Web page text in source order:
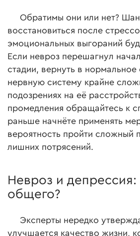
Обратимы они или нет?
восстановиться после
эмоциональных выгораний
Если невроз перешагнул
стадии, вернуть в нормальное
нервную систему крайне
подозрениях на её
промедления обращайтесь к
раньше начнёте применять
вероятность пройти сложный
лишних потрясений.
Невроз и депрессия:
общего?
Эксперты нередко
улучшается качество жизни,